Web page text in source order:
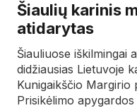
Šiaulių karinis
atidarytas
Šiauliuose iškilmingai
didžiausias Lietuvoje
Kunigaikščio Margirio
Prisikėlimo